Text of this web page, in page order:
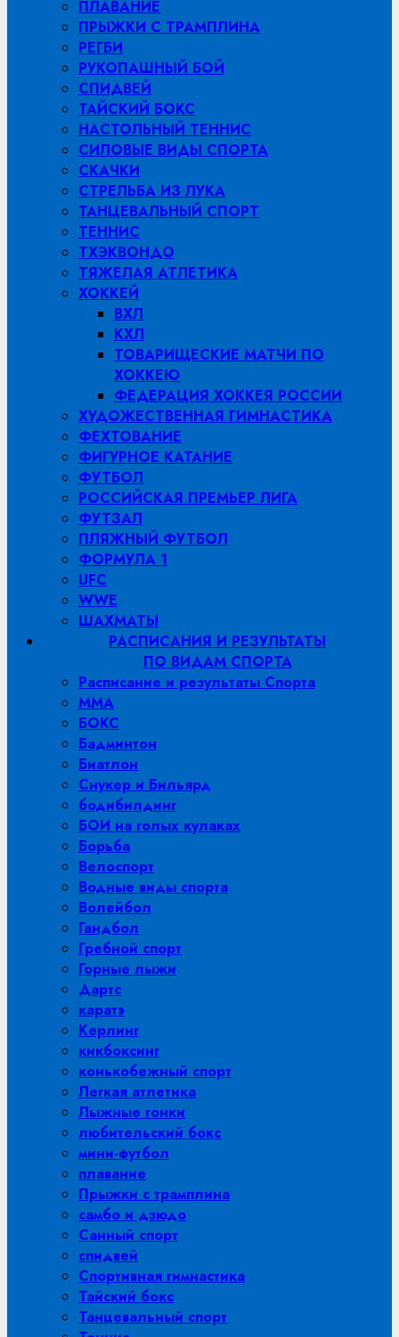
ПЛАВАНИЕ
ПРЫЖКИ С ТРАМПЛИНА
РЕГБИ
РУКОПАШНЫЙ БОЙ
СПИДВЕЙ
ТАЙСКИЙ БОКС
НАСТОЛЬНЫЙ ТЕННИС
СИЛОВЫЕ ВИДЫ СПОРТА
СКАЧКИ
СТРЕЛЬБА ИЗ ЛУКА
ТАНЦЕВАЛЬНЫЙ СПОРТ
ТЕННИС
ТХЭКВОНДО
ТЯЖЕЛАЯ АТЛЕТИКА
ХОККЕЙ
ВХЛ
КХЛ
ТОВАРИЩЕСКИЕ МАТЧИ ПО
ХОККЕЮ
ФЕДЕРАЦИЯ ХОККЕЯ РОССИИ
ХУДОЖЕСТВЕННАЯ ГИМНАСТИКА
ФЕХТОВАНИЕ
ФИГУРНОЕ КАТАНИЕ
ФУТБОЛ
РОССИЙСКАЯ ПРЕМЬЕР ЛИГА
ФУТЗАЛ
ПЛЯЖНЫЙ ФУТБОЛ
ФОРМУЛА 1
UFC
WWE
ШАХМАТЫ
РАСПИСАНИЯ И РЕЗУЛЬТАТЫ
ПО ВИДАМ СПОРТА
Расписание и результаты Спорта
MMA
БОКС
Бадминтон
Биатлон
Снукер и Бильярд
бодибилдинг
БОИ на голых кулаках
Борьба
Велоспорт
Водные виды спорта
Волейбол
Гандбол
Гребной спорт
Горные лыжи
Дартс
каратэ
Керлинг
кикбоксинг
конькобежный спорт
Легкая атлетика
Лыжные гонки
любительский бокс
мини-футбол
плавание
Прыжки с трамплина
самбо и дзюдо
Санный спорт
спидвей
Спортивная гимнастика
Тайский бокс
Танцевальный спорт